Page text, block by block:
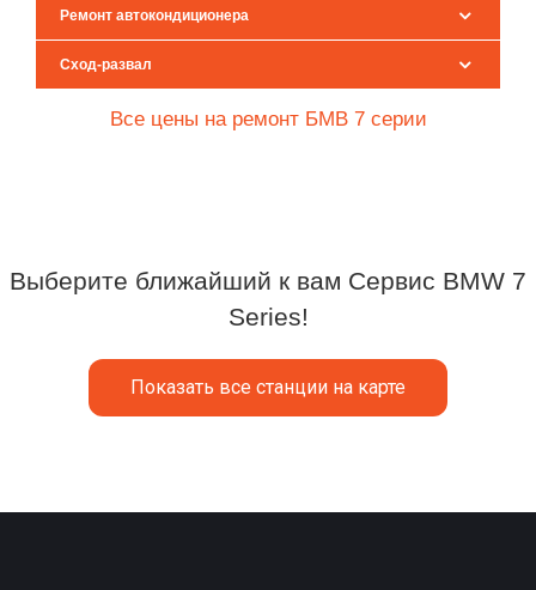
Ремонт автокондиционера
Сход-развал
Все цены на ремонт БМВ 7 серии
Выберите ближайший к вам Сервис BMW 7
Series!
Показать все станции на карте